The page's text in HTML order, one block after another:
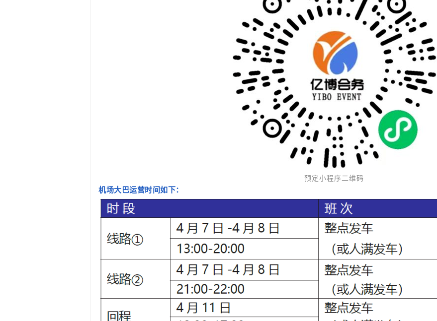
预定小程序二维码
机场大巴运营时间如下：